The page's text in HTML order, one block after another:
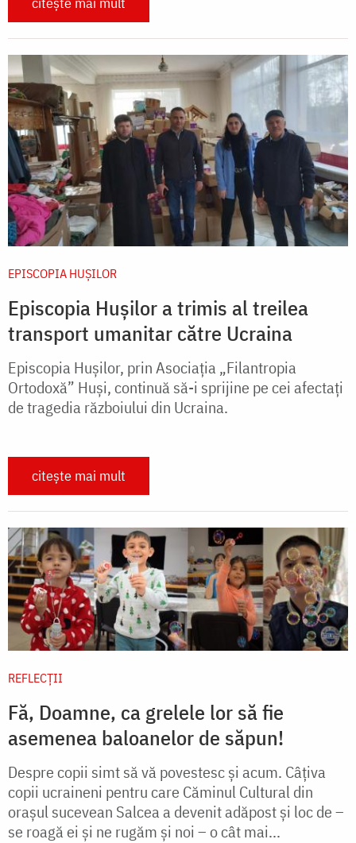
EPISCOPIA HUŞILOR
Episcopia Hușilor a trimis al treilea
transport umanitar către Ucraina
Episcopia Hușilor, prin Asociația „Filantropia
Ortodoxă” Huși, continuă să-i sprijine pe cei afectați
de tragedia războiului din Ucraina.
citește mai mult
REFLECȚII
Fă, Doamne, ca grelele lor să fie
asemenea baloanelor de săpun!
Despre copii simt să vă povestesc și acum. Câțiva
copii ucraineni pentru care Căminul Cultural din
orașul sucevean Salcea a devenit adăpost și loc de –
se roagă ei și ne rugăm și noi – o cât mai...